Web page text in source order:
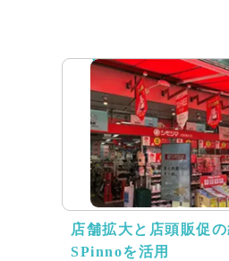
店舗拡大と店頭販促の
SPinnoを活用